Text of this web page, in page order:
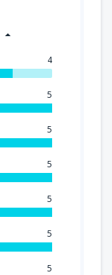
4
5
5
5
5
5
5